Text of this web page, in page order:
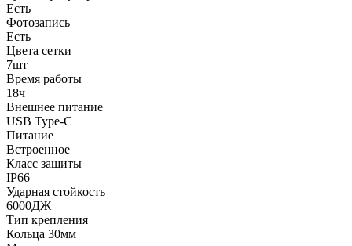
Есть
Фотозапись
Есть
Цвета сетки
7шт
Время работы
18ч
Внешнее питание
USB Type-C
Питание
Встроенное
Класс защиты
IP66
Ударная стойкость
6000ДЖ
Тип крепления
Кольца 30мм